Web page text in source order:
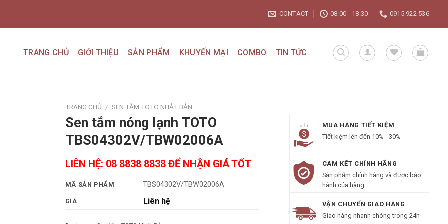
CONTACT 08:00 - 18:30 0915 922 536
TRANG CHỦ GIỚI THIỆU SẢN PHẨM KHUYẾN MẠI COMBO TIN TỨC
TRANG CHỦ / SEN TẮM TOTO NHẬT BẢN
Sen tắm nóng lạnh TOTO
TBS04302V/TBW02006A
LIÊN HỆ: 08 8838 8838 ĐỂ NHẬN GIÁ TỐT
MÃ SẢN PHẨM TBS04302V/TBW02006A
GIÁ Liên hệ
MUA HÀNG TIẾT KIỆM
Tiết kiệm lên đến 10% - 30%
CAM KẾT CHÍNH HÃNG
Sản phẩm chính hàng và được bảo
hành của hãng
VẬN CHUYỂN GIAO HÀNG
Giao hàng nhanh chóng trong 24h